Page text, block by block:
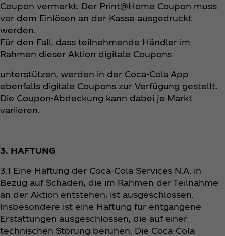
Coupon vermerkt. Der Print@Home Coupon muss
vor dem Einlösen an der Kasse ausgedruckt
werden.
Für den Fall, dass teilnehmende Händler im
Rahmen dieser Aktion digitale Coupons
unterstützen, werden in der Coca‑Cola App
ebenfalls digitale Coupons zur Verfügung gestellt.
Die Coupon-Abdeckung kann dabei je Markt
variieren.
3. HAFTUNG
3.1 Eine Haftung der Coca‑Cola Services N.A. in
Bezug auf Schäden, die im Rahmen der Teilnahme
an der Aktion entstehen, ist ausgeschlossen.
Insbesondere ist eine Haftung für entgangene
Erstattungen ausgeschlossen, die auf einer
technischen Störung beruhen. Die Coca‑Cola